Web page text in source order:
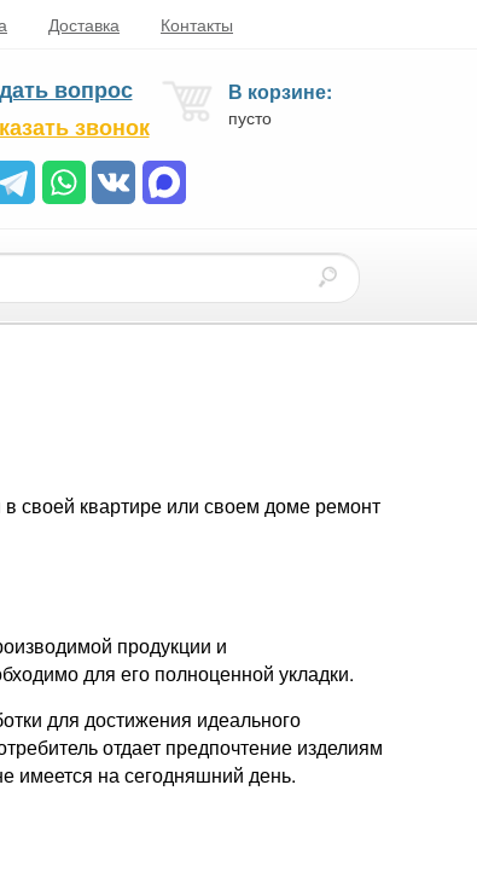
Доставка Контакты
вопрос
звонок
В корзине:
пусто
своей квартире или своем доме ремонт
продукции и
для его полноценной укладки.
для достижения идеального
отдает предпочтение изделиям
имеется на сегодняшний день.